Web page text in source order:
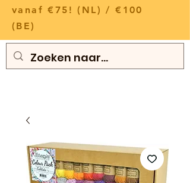
vanaf €75! (NL) / €100
(BE)